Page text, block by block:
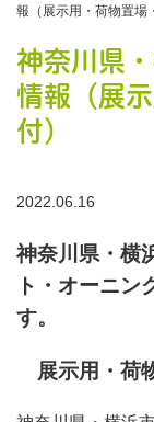
報（展示用・荷物置場
神奈川県
情報（展
付）
2022.06.16
神奈川県・横
ト・オーニ
す。
展示用・荷